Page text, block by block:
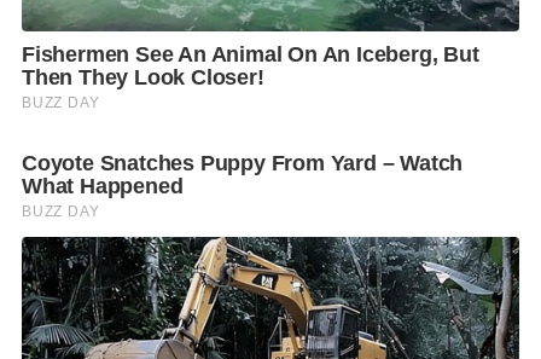
ปฏิบัติใช้ก็จะต้องผ่านการพิจารณาเห็นชอบจากที่
ประชุม ศบค. ก่อน โดยจะมีการติดตามความคืบหน้า
อย่างต่อเนื่อง
เชื้อไวรัสโควิด-19 ซึ่งข้อมูลจากทีมสอบสวนโรคเมื่อ
เข้าไปสำรวจในพื้นที่พร้อมเก็บตัวอย่าง พบว่าอาจมีการ
ติดเชื้อจากการสัมผัสลูกบิดประตู การพูดคุยบนโต๊ะ
อาหารซึ่งละอองฝอยจากน้ำลายสามารถกระจายได้ถึง 2
เมตร จึงฝากให้ช่วยกันทำความสะอาดลูกบิดประตู ราว
บันได และจุดสัมผัสอื่น ๆ ด้วย